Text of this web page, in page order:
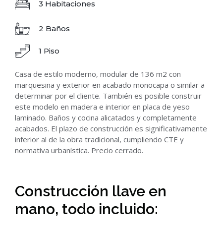
3 Habitaciones
2 Baños
1 Piso
Casa de estilo moderno, modular de 136 m2 con
marquesina y exterior en acabado monocapa o similar a
determinar por el cliente. También es posible construir
este modelo en madera e interior en placa de yeso
laminado. Baños y cocina alicatados y completamente
acabados. El plazo de construcción es significativamente
inferior al de la obra tradicional, cumpliendo CTE y
normativa urbanística. Precio cerrado.
Construcción llave en
mano, todo incluido: